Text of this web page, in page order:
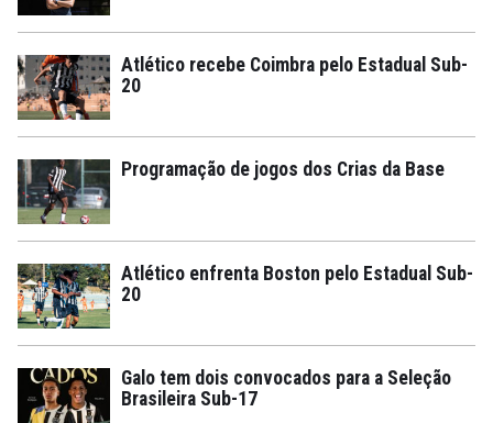
Atlético recebe Coimbra pelo Estadual Sub-
20
Programação de jogos dos Crias da Base
Atlético enfrenta Boston pelo Estadual Sub-
20
Galo tem dois convocados para a Seleção
Brasileira Sub-17